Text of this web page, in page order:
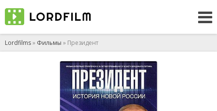
Lordfilms» Фильмы » Президент